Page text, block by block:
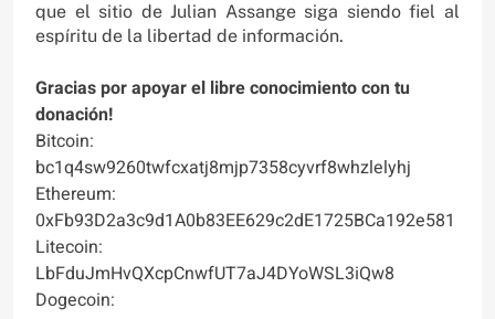
que el sitio de Julian Assange siga siendo fiel al
espíritu de la libertad de información.
Gracias por apoyar el libre conocimiento con tu
donación!
Bitcoin:
bc1q4sw9260twfcxatj8mjp7358cyvrf8whzlelyhj
Ethereum:
0xFb93D2a3c9d1A0b83EE629c2dE1725BCa192e581
Litecoin:
LbFduJmHvQXcpCnwfUT7aJ4DYoWSL3iQw8
Dogecoin: